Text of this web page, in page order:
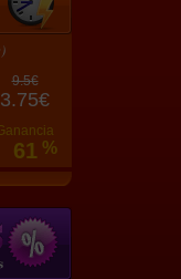
9.5€
3.75€
61 %